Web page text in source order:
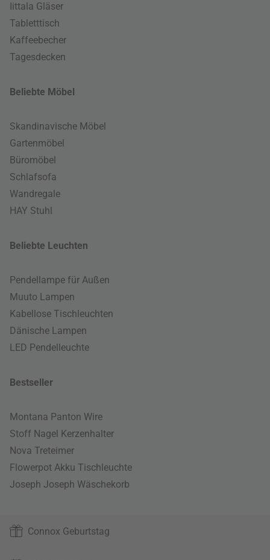
Iittala Gläser
Tabletttisch
Kaffeebecher
Tagesdecken
Beliebte Möbel
Skandinavische Möbel
Gartenmöbel
Büromöbel
Schlafsofa
Wandregale
HAY Stuhl
Beliebte Leuchten
Pendellampe für Außen
Muuto Lampen
Kabellose Tischleuchten
Dänische Lampen
LED Pendelleuchte
Bestseller
Montana Panton Wire
Stoff Nagel Kerzenhalter
Nova Treteimer
Flowerpot Akku Tischleuchte
Joseph Joseph Wäschekorb
Connox Geburtstag